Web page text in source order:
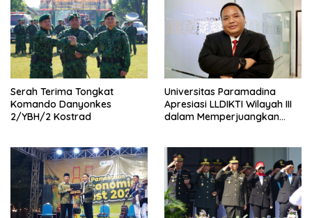
Serah Terima Tongkat
Komando Danyonkes
2/YBH/2 Kostrad
Universitas Paramadina
Apresiasi LLDIKTI Wilayah III
dalam Memperjuangkan